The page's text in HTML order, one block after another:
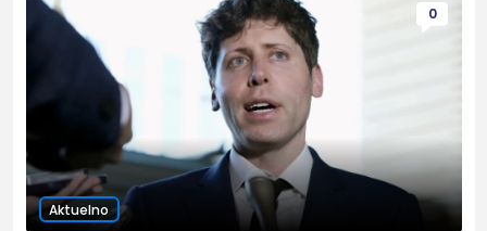
0
Aktuelno